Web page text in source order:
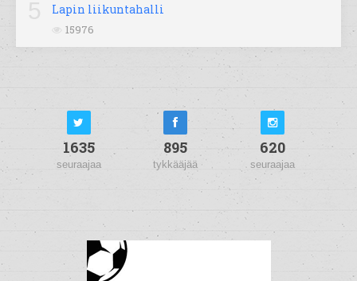
Lapin liikuntahalli
15976
1635
seuraajaa
895
tykkääjää
620
seuraajaa